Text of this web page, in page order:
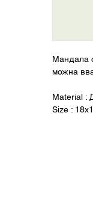
Мандала
можна
Material :
Size :